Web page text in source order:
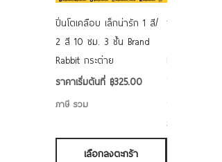
ปิ่นโตเคลือบ เล็กน่ารัก 1 สี/
2 สี 10 ซม. 3 ชั้น Brand
Rabbit กระต่าย
ราคาเริ่มต้นที่ ฿325.00
ราคาขายลด
ภาษี รวม
เลือกลงตะกร้า
ชามเคลือบ
ภาษี รวม